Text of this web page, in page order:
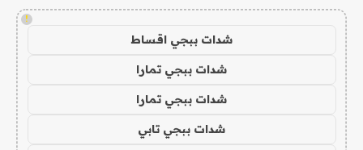
!
شدات ببجي اقساط
شدات ببجي تمارا
شدات ببجي تمارا
شدات ببجي تابي